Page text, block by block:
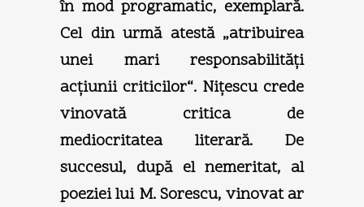
în mod programatic, exemplară.
Cel din urmă atestă „atribuirea
unei mari responsabilităţi
acţiunii criticilor“. Niţescu crede
vinovată critica de
mediocritatea literară. De
succesul, după el nemeritat, al
poeziei lui M. Sorescu, vinovat ar